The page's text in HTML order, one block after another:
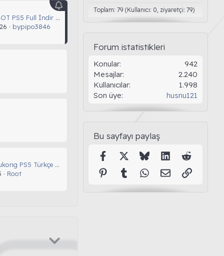
[PS5] ASTRO BOT PS5 Full İndir | x0R.TC
bypipo3846
Black Myth: Wukong PS5 Türkçe Yama
Root
Toplam: 79 (Kullanıcı: 0, ziyaretçi: 79)
Forum istatistikleri
Konular
942
Mesajlar
2.240
Kullanıcılar
1.998
Son üye
husnu121
Bu sayfayı paylaş
FacebookX (Twitter)
Bluesky LinkedInReddit
PinterestTumblr WhatsApp
E-postaLink